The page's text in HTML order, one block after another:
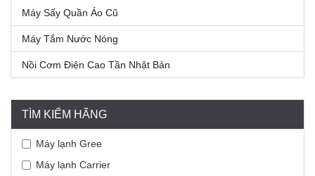
Máy Sấy Quần Áo Cũ
Máy Tắm Nước Nóng
Nồi Cơm Điện Cao Tần Nhật Bản
TÌM KIẾM HÃNG
Máy lạnh Gree
Máy lạnh Carrier